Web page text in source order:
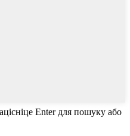
Enter для пошуку або